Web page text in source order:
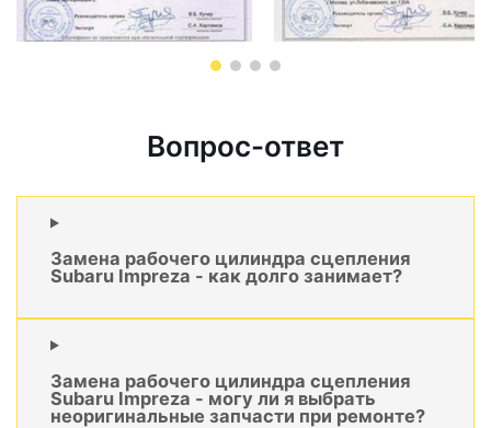
Вопрос-ответ
Замена рабочего цилиндра сцепления
Subaru Impreza - как долго занимает?
Замена рабочего цилиндра сцепления
Subaru Impreza - могу ли я выбрать
неоригинальные запчасти при ремонте?